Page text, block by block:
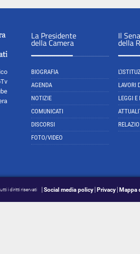
La Presidente
della Camera
BIOGRAFIA
AGENDA
NOTIZIE
COMUNICATI
DISCORSI
FOTO/VIDEO
Il
della
LAVORI
LEGGI E
i diritti riservati Social media policy Privacy Mappa